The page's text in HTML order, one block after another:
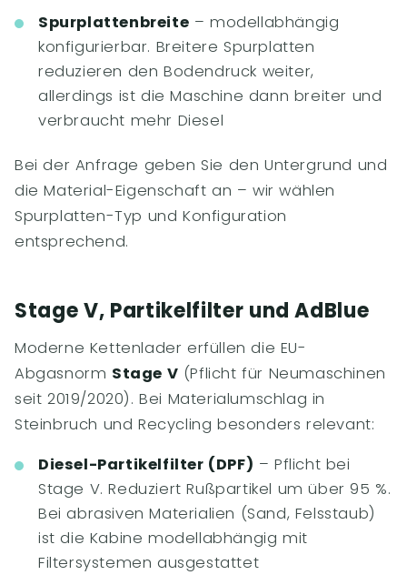
Spurplattenbreite – modellabhängig
konfigurierbar. Breitere Spurplatten
reduzieren den Bodendruck weiter,
allerdings ist die Maschine dann breiter und
verbraucht mehr Diesel
Bei der Anfrage geben Sie den Untergrund und
die Material-Eigenschaft an – wir wählen
Spurplatten-Typ und Konfiguration
entsprechend.
Stage V, Partikelfilter und AdBlue
Moderne Kettenlader erfüllen die EU-
Abgasnorm Stage V (Pflicht für Neumaschinen
seit 2019/2020). Bei Materialumschlag in
Steinbruch und Recycling besonders relevant:
Diesel-Partikelfilter (DPF) – Pflicht bei
Stage V. Reduziert Rußpartikel um über 95 %.
Bei abrasiven Materialien (Sand, Felsstaub)
ist die Kabine modellabhängig mit
Filtersystemen ausgestattet